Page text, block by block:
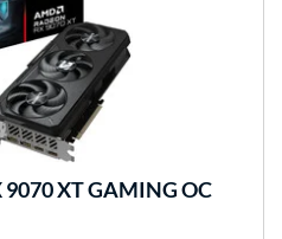
9070 XT GAMING OC